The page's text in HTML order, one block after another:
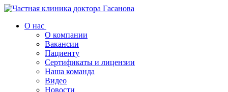
О нас
О компании
Вакансии
Пациенту
Сертификаты и лицензии
Наша команда
Видео
Новости